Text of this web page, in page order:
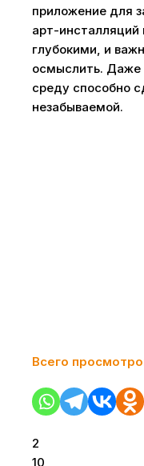
приложение для
арт-
глубокими, и
осмыслить. Даже
среду способно
незабываемой.
Всего
2
10